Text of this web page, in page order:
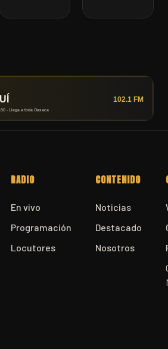
RADIO
En vivo
Programación
Locutores
CONTENIDO
Noticias
Destacado
Nosotros